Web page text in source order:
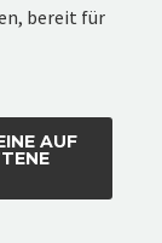
bereit für
AUF